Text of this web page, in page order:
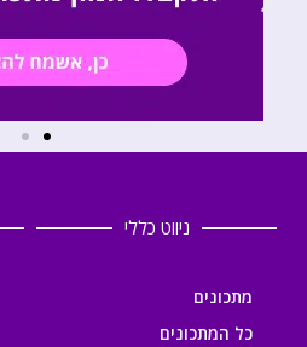
ניווט כללי
מתכונים
כל המתכונים